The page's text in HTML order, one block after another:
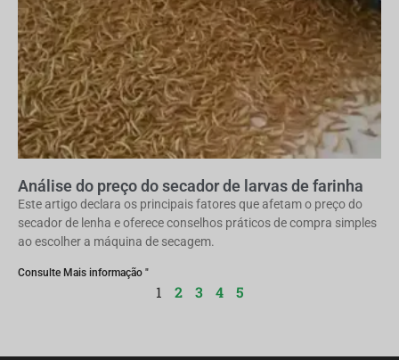
Análise do preço do secador de larvas de farinha
Este artigo declara os principais fatores que afetam o preço do
secador de lenha e oferece conselhos práticos de compra simples
ao escolher a máquina de secagem.
Consulte Mais informação "
1 2 3 4 5